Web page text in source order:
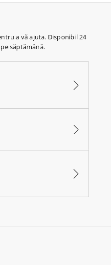
a vă ajuta. Disponibil 24
săptămână.